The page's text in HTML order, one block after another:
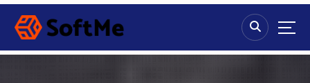
S
p